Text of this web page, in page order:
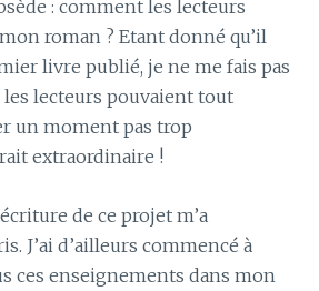
: comment les lecteurs
roman ? Etant donné qu’il
livre publié, je ne me fais pas
les lecteurs pouvaient tout
un moment pas trop
extraordinaire !
de ce projet m’a
J’ai d’ailleurs commencé à
ces enseignements dans mon